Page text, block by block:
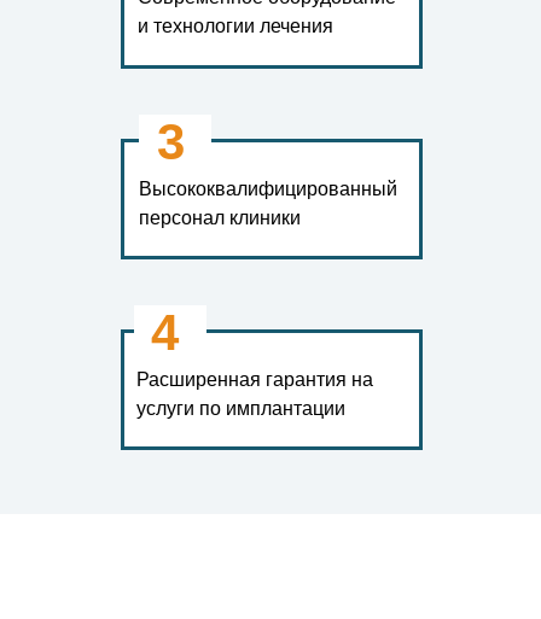
3
4
и технологии лечения
Высококвалифицированный
персонал клиники
Расширенная гарантия на
услуги по имплантации